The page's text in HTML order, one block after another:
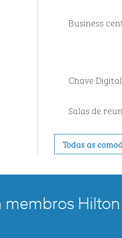
Business
Chave Digital
Salas de
Todas as
membros